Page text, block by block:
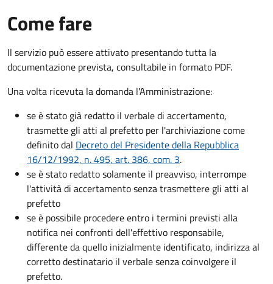
Come fare
Il servizio può essere attivato presentando tutta la
documentazione prevista, consultabile in formato PDF.
Una volta ricevuta la domanda l'Amministrazione:
se è stato già redatto il verbale di accertamento,
trasmette gli atti al prefetto per l'archiviazione come
definito dal Decreto del Presidente della Repubblica
16/12/1992, n. 495, art. 386, com. 3.
se è stato redatto solamente il preavviso, interrompe
l'attività di accertamento senza trasmettere gli atti al
prefetto
se è possibile procedere entro i termini previsti alla
notifica nei confronti dell'effettivo responsabile,
differente da quello inizialmente identificato, indirizza al
corretto destinatario il verbale senza coinvolgere il
prefetto.